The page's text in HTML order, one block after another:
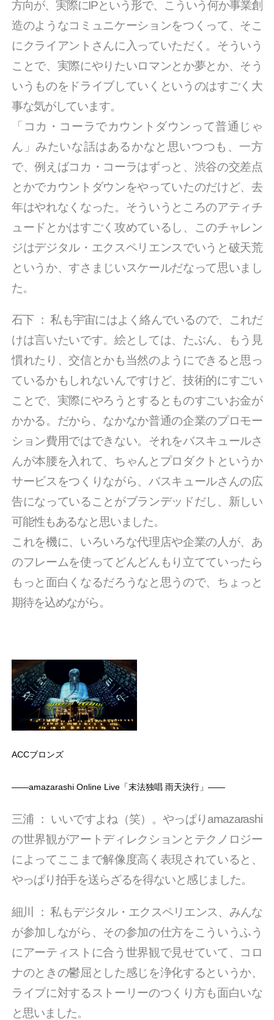
方向が、実際にIPという形で、こういう何か事業創
造のようなコミュニケーションをつくって、そこ
にクライアントさんに入っていただく。そういう
ことで、実際にやりたいロマンとか夢とか、そう
いうものをドライブしていくというのはすごく大
事な気がしています。
「コカ・コーラでカウントダウンって普通じゃ
ん」みたいな話はあるかなと思いつつも、一方
で、例えばコカ・コーラはずっと、渋谷の交差点
とかでカウントダウンをやっていたのだけど、去
年はやれなくなった。そういうところのアティチ
ュードとかはすごく攻めているし、このチャレン
ジはデジタル・エクスペリエンスでいうと破天荒
というか、すさまじいスケールだなって思いまし
た。
石下：私も宇宙にはよく絡んでいるので、これだ
けは言いたいです。絵としては、たぶん、もう見
慣れたり、交信とかも当然のようにできると思っ
ているかもしれないんですけど、技術的にすごい
ことで、実際にやろうとするとものすごいお金が
かかる。だから、なかなか普通の企業のプロモー
ション費用ではできない。それをバスキュールさ
んが本腰を入れて、ちゃんとプロダクトというか
サービスをつくりながら、バスキュールさんの広
告になっていることがブランデッドだし、新しい
可能性もあるなと思いました。
これを機に、いろいろな代理店や企業の人が、あ
のフレームを使ってどんどんもり立てていったら
もっと面白くなるだろうなと思うので、ちょっと
期待を込めながら。
ACCブロンズ
――amazarashi Online Live「末法独唱 雨天決行」――
三浦 ： いいですよね（笑）。やっぱりamazarashi
の世界観がアートディレクションとテクノロジー
によってここまで解像度高く表現されていると、
やっぱり拍手を送らざるを得ないと感じました。
細川 ：私もデジタル・エクスペリエンス、みんな
が参加しながら、その参加の仕方をこういうふう
にアーティストに合う世界観で見せていて、コロ
ナのときの鬱屈とした感じを浄化するというか、
ライブに対するストーリーのつくり方も面白いな
と思いました。